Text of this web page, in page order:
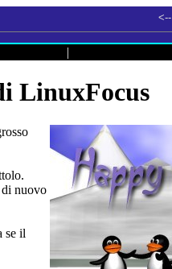
<--
|
LinuxFocus
di nuovo
se il